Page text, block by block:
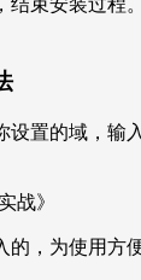
结束安装过程
置的域，输
的，为使用方